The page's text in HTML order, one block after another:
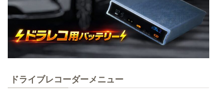
ドライブレコーダーメニュー